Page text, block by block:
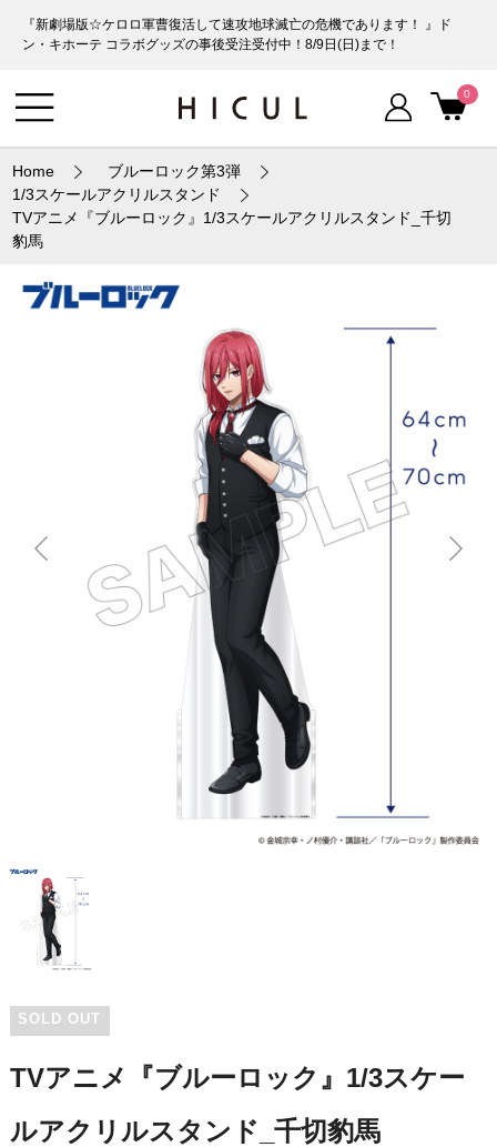
『新劇場版☆ケロロ軍曹復活して速攻地球滅亡の危機であります！ 』ド
ン・キホーテ コラボグッズの事後受注受付中！8/9日(日)まで！
0
Home
ブルーロック第3弾
1/3スケールアクリルスタンド
TVアニメ『ブルーロック』1/3スケールアクリルスタンド_千切
豹馬
SOLD OUT
TVアニメ『ブルーロック』1/3スケー
ルアクリルスタンド_千切豹馬